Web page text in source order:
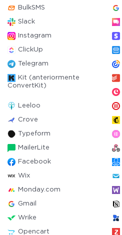
BulkSMS
Slack
Instagram
ClickUp
Telegram
Kit (anteriormente
ConvertKit)
Leeloo
Crove
Typeform
MailerLite
Facebook
Wix
Monday.com
Gmail
Wrike
Opencart